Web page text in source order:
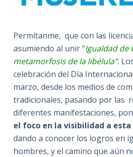
Permítanme, que con las
asumiendo al unir“Igualdad de
metamorfosis de la libélula”.
celebración del Día
marzo, desde los medios de
tradicionales, pasando por las
diferentes manifestaciones,
el foco en la visibilidad a
dando a conocer los logros en
hombres, y el camino que aún